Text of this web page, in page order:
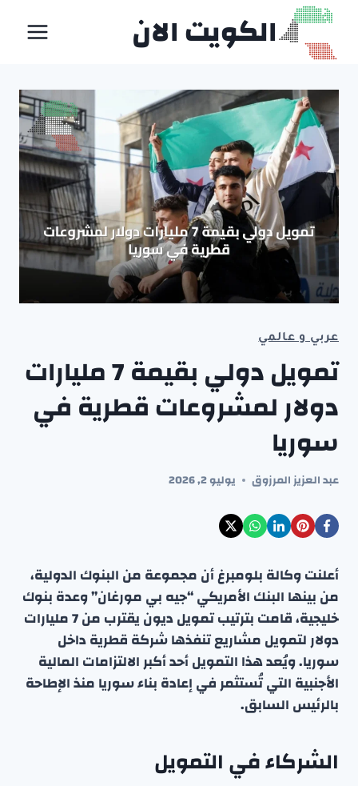
التجاوز
المحتوى
الكويت الان
عربي و عالمي
تمويل دولي بقيمة 7 مليارات
دولار لمشروعات قطرية في
سوريا
عبد العزيز المرزوق يوليو 2, 2026
أعلنت وكالة بلومبرغ أن مجموعة من البنوك الدولية،
من بينها البنك الأمريكي “جيه بي مورغان” وعدة بنوك
خليجية، قامت بترتيب تمويل ديون يقترب من 7 مليارات
دولار لتمويل مشاريع تنفذها شركة قطرية داخل
سوريا. ويُعد هذا التمويل أحد أكبر الالتزامات المالية
الأجنبية التي تُستثمر في إعادة بناء سوريا منذ الإطاحة
بالرئيس السابق.
الشركاء في التمويل